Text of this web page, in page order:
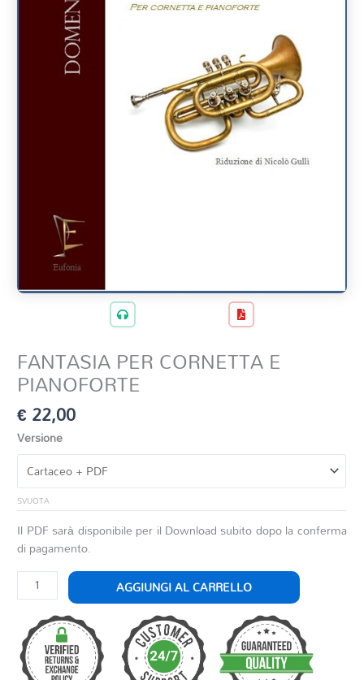
FANTASIA PER CORNETTA E
PIANOFORTE
€22,00
Versione
SVUOTA
Il PDF sarà disponibile per il Download subito dopo la conferma
di pagamento.
FANTASIA
PER
CORNETTA
PIANOFORTE
quantità
AGGIUNGI AL CARRELLO